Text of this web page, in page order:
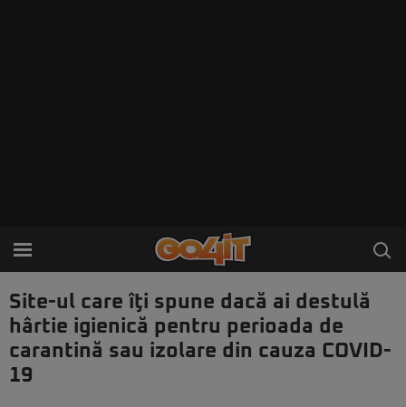
Site-ul care îţi spune dacă ai destulă
hârtie igienică pentru perioada de
carantină sau izolare din cauza COVID-
19